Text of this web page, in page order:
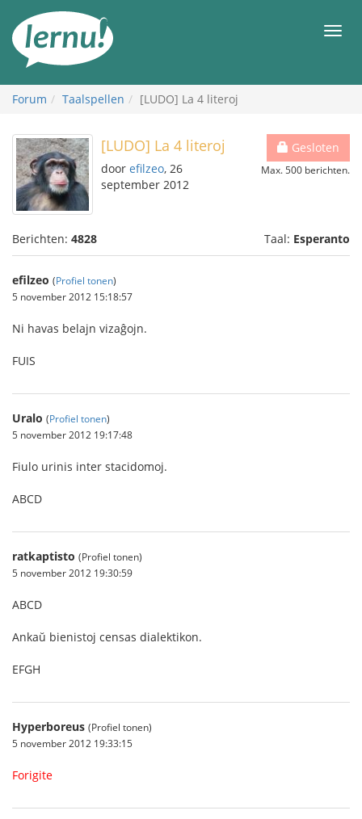
inhoud
Forum Taalspellen [LUDO] La 4 literoj
Gesloten
Max. 500 berichten.
[LUDO] La 4 literoj
door efilzeo, 26
september 2012
Berichten: 4828 Taal: Esperanto
efilzeo (Profiel tonen)
5 november 2012 15:18:57
Ni havas belajn vizaĝojn.
FUIS
Uralo (Profiel tonen)
5 november 2012 19:17:48
Fiulo urinis inter stacidomoj.
ABCD
ratkaptisto (Profiel tonen)
5 november 2012 19:30:59
ABCD
Ankaŭ bienistoj censas dialektikon.
EFGH
Hyperboreus (Profiel tonen)
5 november 2012 19:33:15
Forigite